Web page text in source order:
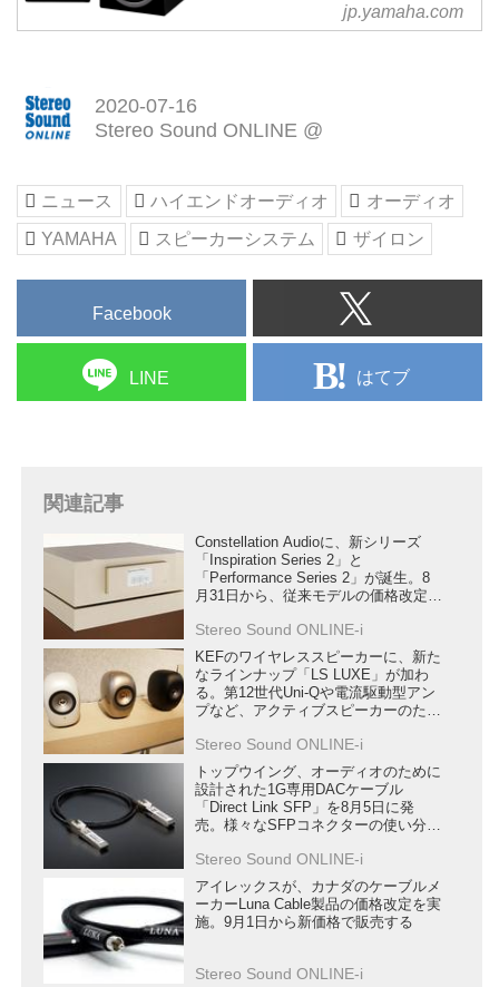
ックシェルフスピーカーjp.yamaha.com
2020-07-16
Stereo Sound ONLINE @
ニュース ハイエンドオーディオ
オーディオ
YAMAHA
スピーカーシステム ザイロン
Facebook
LINE はてブ
関連記事
Constellation Audioに、新シリーズ
「Inspiration Series 2」と
「Performance Series 2」が誕生。8
月31日から、従来モデルの価格改定も
Stereo Sound ONLINE-i
KEFのワイヤレススピーカーに、新た
なラインナップ「LS LUXE」が加わ
る。第12世代Uni-Qや電流駆動型アン
プなど、アクティブスピーカーのため
Stereo Sound ONLINE-i
トップウイング、オーディオのために
設計された1G専用DACケーブル
「Direct Link SFP」を8月5日に発
売。様々なSFPコネクターの使い分け
Stereo Sound ONLINE-i
アイレックスが、カナダのケーブルメ
ーカーLuna Cable製品の価格改定を実
施。9月1日から新価格で販売する
Stereo Sound ONLINE-i